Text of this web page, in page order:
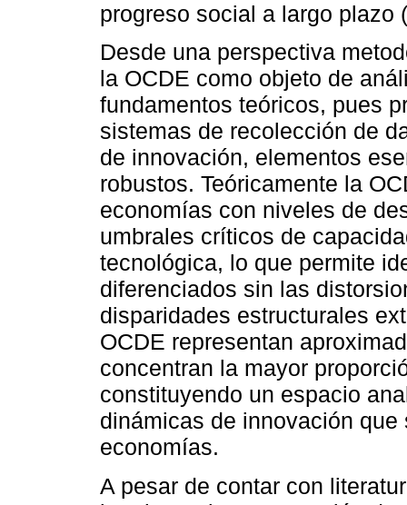
progreso social a largo plazo (
Desde una perspectiva
la OCDE como objeto de
fundamentos teóricos, pues
sistemas de recolección de
de innovación, elementos
robustos. Teóricamente la
economías con niveles de
umbrales críticos de
tecnológica, lo que permite
diferenciados sin las
disparidades estructurales
OCDE representan
concentran la mayor
constituyendo un espacio
dinámicas de innovación
economías.
A pesar de contar con